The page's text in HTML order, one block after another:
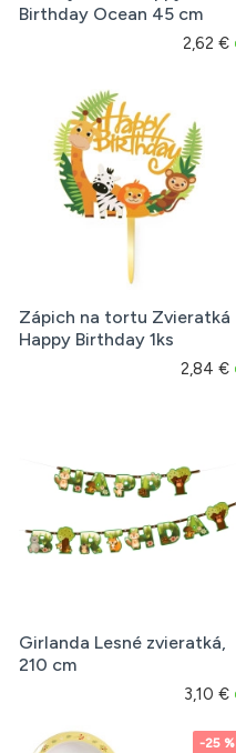
Birthday Ocean 45 cm
2,62 €
Zápich na tortu Zvieratká
Happy Birthday 1ks
2,84 €
Girlanda Lesné zvieratká,
210 cm
3,10 €
-25 %